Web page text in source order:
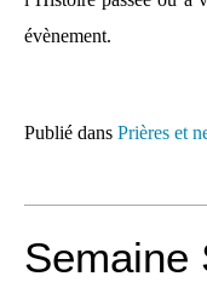
évènement.
Publié dans Prières et
Semaine